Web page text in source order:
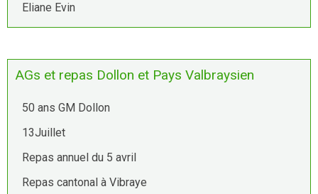
Eliane Evin
AGs et repas Dollon et Pays Valbraysien
50 ans GM Dollon
13Juillet
Repas annuel du 5 avril
Repas cantonal à Vibraye